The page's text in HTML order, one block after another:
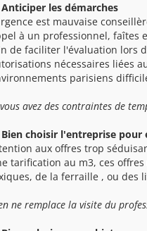
les démarches
est mauvaise
à un professionnel, faîtes
de faciliter l'évaluation lors
nécessaires liées
parisiens
avez des contraintes de
Bien choisir l'entreprise
aux offres trop
tarification au m3, ces
de la ferraille , ou des
ne remplace la visite du